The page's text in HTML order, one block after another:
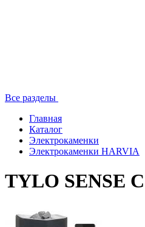
Все разделы
Главная
Каталог
Электрокаменки
Электрокаменки HARVIA
TYLO SENSE